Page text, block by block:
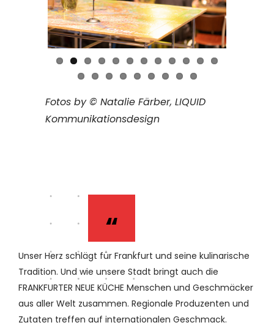
Previous Next
Fotos by © Natalie Färber, LIQUID
Kommunikationsdesign
“
Unser Herz schlägt für Frankfurt und seine kulinarische
Tradition. Und wie unsere Stadt bringt auch die
FRANKFURTER NEUE KÜCHE Menschen und Geschmäcker
aus aller Welt zusammen. Regionale Produzenten und
Zutaten treffen auf internationalen Geschmack.